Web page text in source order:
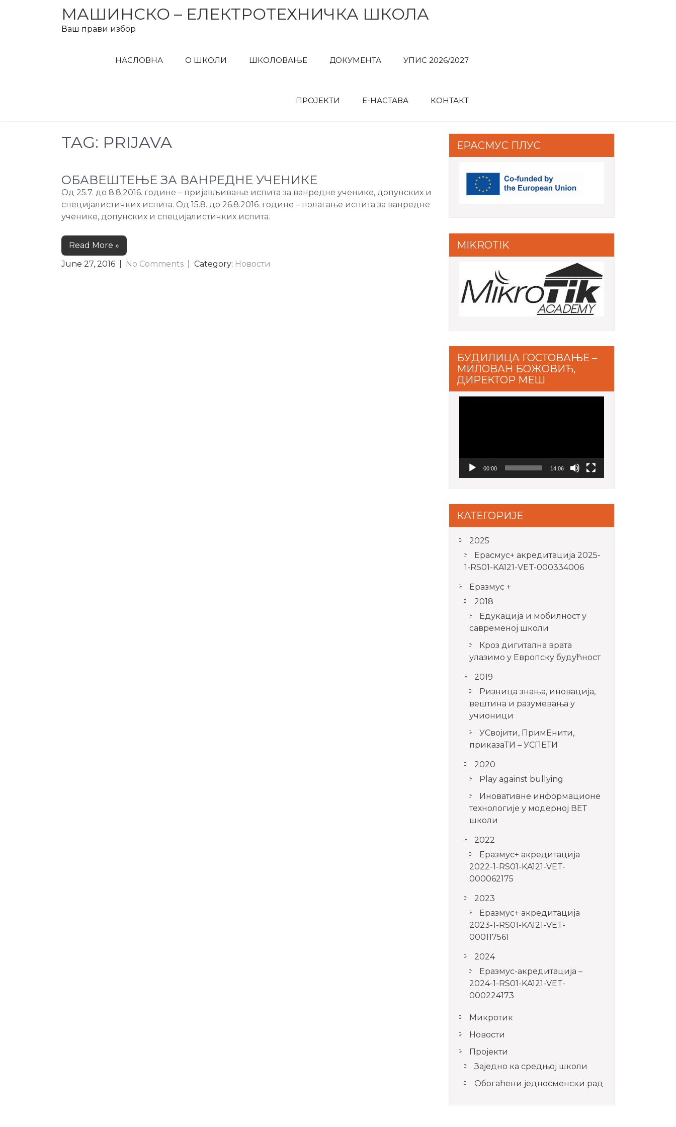
МАШИНСКО – ЕЛЕКТРОТЕХНИЧКА ШКОЛА
Ваш прави избор
НАСЛОВНА О ШКОЛИ ШКОЛОВАЊЕ ДОКУМЕНТА УПИС 2026/2027
ПРОЈЕКТИ Е-НАСТАВА КОНТАКТ
TAG: PRIJAVA
ОБАВЕШТЕЊЕ ЗА ВАНРЕДНЕ УЧЕНИКЕ
Од 25.7. до 8.8.2016. године – пријављивање испита за ванредне ученике, допунских и
специјалистичких испита. Од 15.8. до 26.8.2016. године – полагање испита за ванредне
ученике, допунских и специјалистичких испита.
Read More »
June 27, 2016
No Comments | Category: Новости
ЕРАСМУС ПЛУС
MIKROTIK
БУДИЛИЦА ГОСТОВАЊЕ –
МИЛОВАН БОЖОВИЋ,
ДИРЕКТОР МЕШ
00:00 14:06
КАТЕГОРИЈЕ
2025
Ерасмус+ акредитацијa 2025-
1-RS01-KA121-VET-000334006
Еразмус +
2018
Едукација и мобилност у
савременој школи
Кроз дигитална врата
улазимо у Европску будућност
2019
Ризница знања, иновација,
вештина и разумевања у
учионици
УСвојити, ПримЕнити,
приказаТИ – УСПЕТИ
2020
Play against bullying
Иновативне информационе
технологије у модерној ВЕТ
школи
2022
Еразмус+ акредитација
2022-1-RS01-KA121-VET-
000062175
2023
Еразмус+ акредитација
2023-1-RS01-KA121-VET-
000117561
2024
Еразмус-акредитација –
2024-1-RS01-KA121-VET-
000224173
Микротик
Новости
Пројекти
Заједно ка средњој школи
Обогаћени једносменски рад